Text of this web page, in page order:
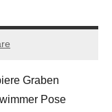
Graben
Pose